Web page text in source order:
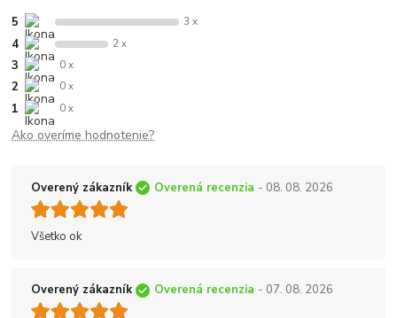
5 3 x
4 2 x
3 0 x
2 0 x
1 0 x
Ako overíme hodnotenie?
Overený zákazník Overená recenzia - 08. 08. 2026
Všetko ok
Overený zákazník Overená recenzia - 07. 08. 2026